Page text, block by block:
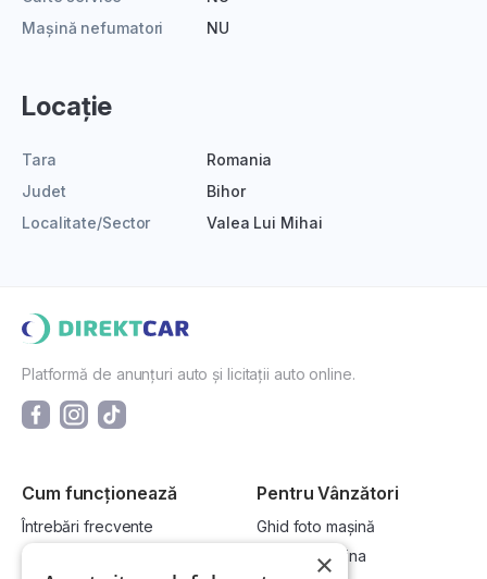
Mașină nefumatori
NU
Locație
Tara
Romania
Judet
Bihor
Localitate/Sector
Valea Lui Mihai
Platformă de anunțuri auto și licitații auto online.
Cum funcționează
Întrebări frecvente
Pentru Vânzători
Ghid foto mașină
Vinde-ți mașina
×